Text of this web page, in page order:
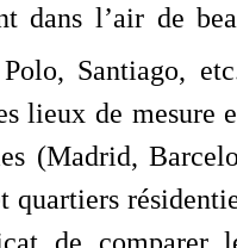
dans l’air de
Santiago,
lieux de mesure
(Madrid,
quartiers